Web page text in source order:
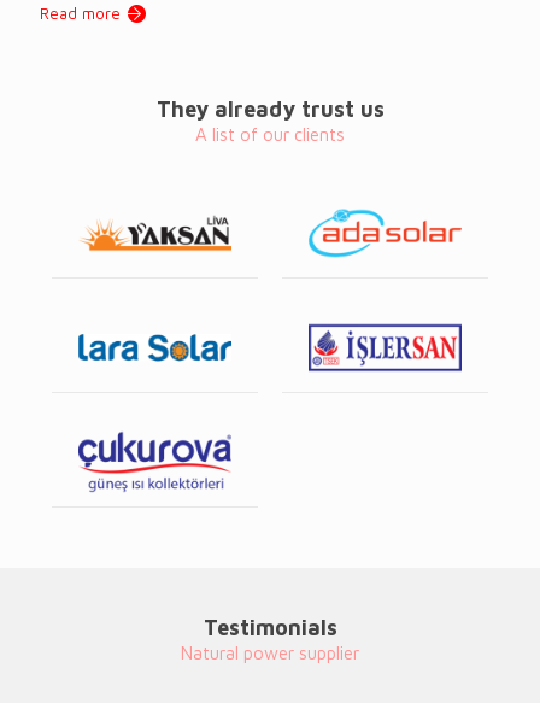
Read more
They already trust us
A list of our clients
Testimonials
Natural power supplier